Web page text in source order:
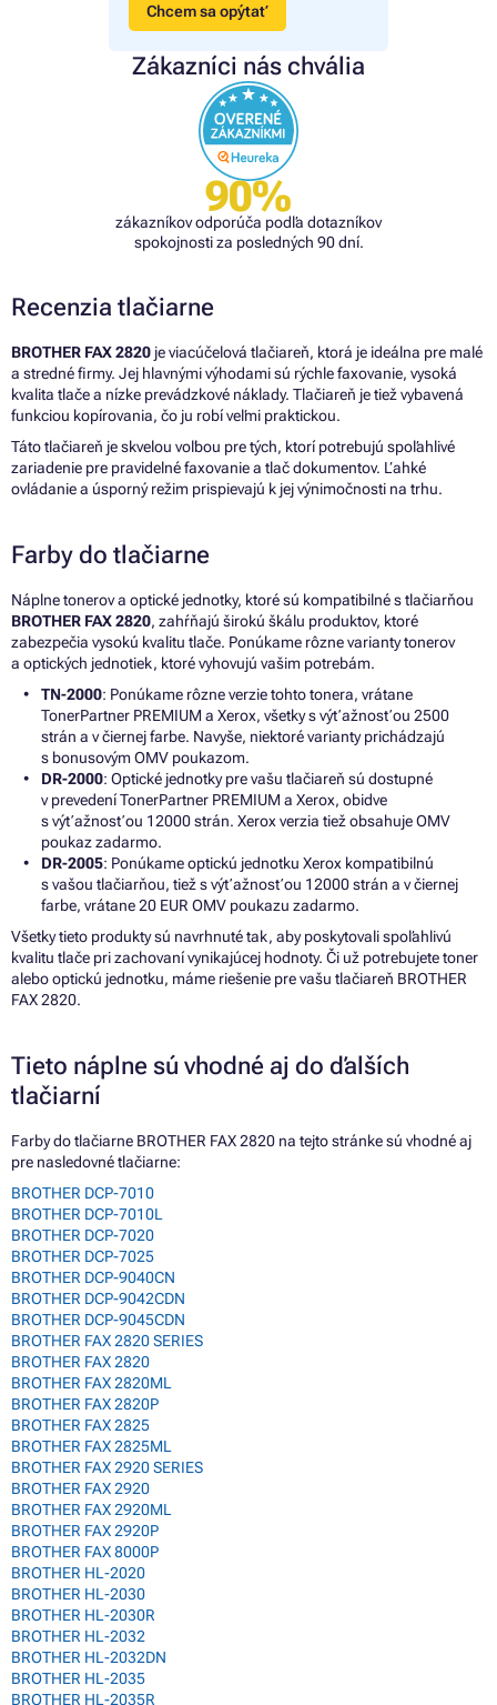
Chcem sa opýtať
Zákazníci nás chvália
90%
zákazníkov odporúča podľa dotazníkov
spokojnosti za posledných 90 dní.
Recenzia tlačiarne
BROTHER FAX 2820 je viacúčelová tlačiareň, ktorá je ideálna pre malé
a stredné firmy. Jej hlavnými výhodami sú rýchle faxovanie, vysoká
kvalita tlače a nízke prevádzkové náklady. Tlačiareň je tiež vybavená
funkciou kopírovania, čo ju robí veľmi praktickou.
Táto tlačiareň je skvelou voľbou pre tých, ktorí potrebujú spoľahlivé
zariadenie pre pravidelné faxovanie a tlač dokumentov. Ľahké
ovládanie a úsporný režim prispievajú k jej výnimočnosti na trhu.
Farby do tlačiarne
Náplne tonerov a optické jednotky, ktoré sú kompatibilné s tlačiarňou
BROTHER FAX 2820, zahŕňajú širokú škálu produktov, ktoré
zabezpečia vysokú kvalitu tlače. Ponúkame rôzne varianty tonerov
a optických jednotiek, ktoré vyhovujú vašim potrebám.
TN-2000: Ponúkame rôzne verzie tohto tonera, vrátane
TonerPartner PREMIUM a Xerox, všetky s výťažnosťou 2500
strán a v čiernej farbe. Navyše, niektoré varianty prichádzajú
s bonusovým OMV poukazom.
DR-2000: Optické jednotky pre vašu tlačiareň sú dostupné
v prevedení TonerPartner PREMIUM a Xerox, obidve
s výťažnosťou 12000 strán. Xerox verzia tiež obsahuje OMV
poukaz zadarmo.
DR-2005: Ponúkame optickú jednotku Xerox kompatibilnú
s vašou tlačiarňou, tiež s výťažnosťou 12000 strán a v čiernej
farbe, vrátane 20 EUR OMV poukazu zadarmo.
Všetky tieto produkty sú navrhnuté tak, aby poskytovali spoľahlivú
kvalitu tlače pri zachovaní vynikajúcej hodnoty. Či už potrebujete toner
alebo optickú jednotku, máme riešenie pre vašu tlačiareň BROTHER
FAX 2820.
Tieto náplne sú vhodné aj do ďalších
tlačiarní
Farby do tlačiarne BROTHER FAX 2820 na tejto stránke sú vhodné aj
pre nasledovné tlačiarne:
BROTHER DCP-7010
BROTHER DCP-7010L
BROTHER DCP-7020
BROTHER DCP-7025
BROTHER DCP-9040CN
BROTHER DCP-9042CDN
BROTHER DCP-9045CDN
BROTHER FAX 2820 SERIES
BROTHER FAX 2820
BROTHER FAX 2820ML
BROTHER FAX 2820P
BROTHER FAX 2825
BROTHER FAX 2825ML
BROTHER FAX 2920 SERIES
BROTHER FAX 2920
BROTHER FAX 2920ML
BROTHER FAX 2920P
BROTHER FAX 8000P
BROTHER HL-2020
BROTHER HL-2030
BROTHER HL-2030R
BROTHER HL-2032
BROTHER HL-2032DN
BROTHER HL-2035
BROTHER HL-2035R